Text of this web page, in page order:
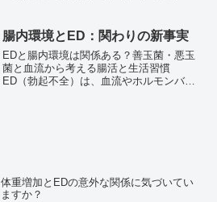
ご存じかと思いますが、実はタバコと
ED（勃起機能の低下）の...
腸内環境とED：関わりの新事実
EDと腸内環境は関係ある？善玉菌・悪玉
菌と血流から考える腸活と生活習慣
ED（勃起不全）は、血流やホルモンバラ
体重増加とEDの意外な関係に気づいてい
ますか？